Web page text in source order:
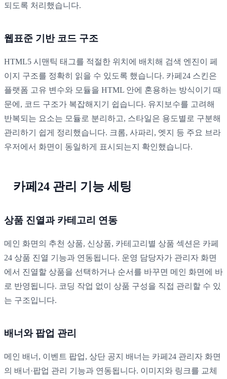
되도록 처리했습니다.
웹표준 기반 코드 구조
HTML5 시맨틱 태그를 적절한 위치에 배치해 검색 엔진이 페
이지 구조를 정확히 읽을 수 있도록 했습니다. 카페24 스킨은
플랫폼 고유 변수와 모듈을 HTML 안에 혼용하는 방식이기 때
문에, 코드 구조가 복잡해지기 쉽습니다. 유지보수를 고려해
반복되는 요소는 모듈로 분리하고, 스타일은 용도별로 구분해
관리하기 쉽게 정리했습니다. 크롬, 사파리, 엣지 등 주요 브라
우저에서 화면이 동일하게 표시되는지 확인했습니다.
카페24 관리 기능 세팅
상품 진열과 카테고리 연동
메인 화면의 추천 상품, 신상품, 카테고리별 상품 섹션은 카페
24 상품 진열 기능과 연동됩니다. 운영 담당자가 관리자 화면
에서 진열할 상품을 선택하거나 순서를 바꾸면 메인 화면에 바
로 반영됩니다. 코딩 작업 없이 상품 구성을 직접 관리할 수 있
는 구조입니다.
배너와 팝업 관리
메인 배너, 이벤트 팝업, 상단 공지 배너는 카페24 관리자 화면
의 배너·팝업 관리 기능과 연동됩니다. 이미지와 링크를 교체